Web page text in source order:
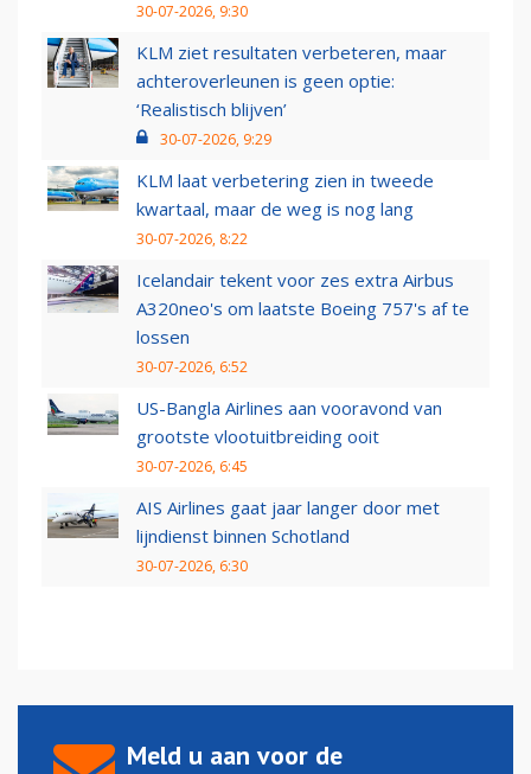
30-07-2026, 9:30
KLM ziet resultaten verbeteren, maar
achteroverleunen is geen optie:
‘Realistisch blijven’
30-07-2026, 9:29
KLM laat verbetering zien in tweede
kwartaal, maar de weg is nog lang
30-07-2026, 8:22
Icelandair tekent voor zes extra Airbus
A320neo's om laatste Boeing 757's af te
lossen
30-07-2026, 6:52
US-Bangla Airlines aan vooravond van
grootste vlootuitbreiding ooit
30-07-2026, 6:45
AIS Airlines gaat jaar langer door met
lijndienst binnen Schotland
30-07-2026, 6:30
Meld u aan voor de